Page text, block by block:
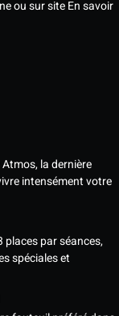
ou sur siteEn savoir
la dernière
intensément votre
places par séances,
spéciales et